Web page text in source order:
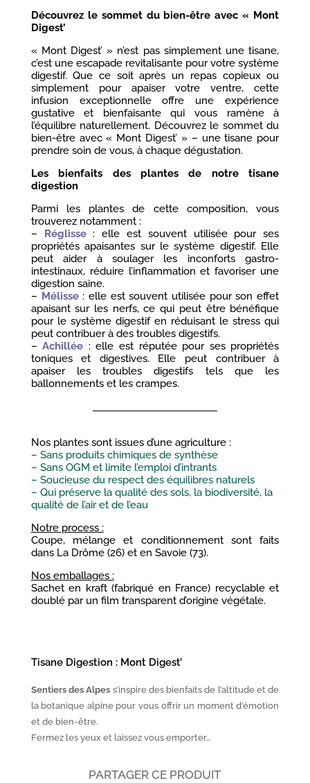
Découvrez le sommet du bien-être avec « Mont
Digest’
« Mont Digest’ » n’est pas simplement une tisane,
c’est une escapade revitalisante pour votre système
digestif. Que ce soit après un repas copieux ou
simplement pour apaiser votre ventre, cette
infusion exceptionnelle offre une expérience
gustative et bienfaisante qui vous ramène à
l’équilibre naturellement. Découvrez le sommet du
bien-être avec « Mont Digest’ » – une tisane pour
prendre soin de vous, à chaque dégustation.
Les bienfaits des plantes de notre tisane
digestion
Parmi les plantes de cette composition, vous
trouverez notamment :
–
Réglisse : elle est souvent utilisée pour ses
propriétés apaisantes sur le système digestif. Elle
peut aider à soulager les inconforts gastro-
intestinaux, réduire l’inflammation et favoriser une
digestion saine.
– Mélisse : elle est souvent utilisée pour son effet
apaisant sur les nerfs, ce qui peut être bénéfique
pour le système digestif en réduisant le stress qui
peut contribuer à des troubles digestifs.
–Achillée : elle est réputée pour ses propriétés
toniques et digestives. Elle peut contribuer à
apaiser les troubles digestifs tels que les
ballonnements et les crampes.
Nos plantes sont issues d’une agriculture :
– Sans produits chimiques de synthèse
– Sans OGM et limite l’emploi d’intrants
– Soucieuse du respect des équilibres naturels
– Qui préserve la qualité des sols, la biodiversité, la
qualité de l’air et de l’eau
Notre process :
Coupe, mélange et conditionnement sont faits
dans La Drôme (26) et en Savoie (73).
Nos emballages :
Sachet en kraft (fabriqué en France) recyclable et
doublé par un film transparent d’origine végétale.
Tisane Digestion : Mont Digest’
Sentiers des Alpes s’inspire des bienfaits de l’altitude et de
la botanique alpine pour vous offrir un moment d’émotion
et de bien-être.
Fermez les yeux et laissez vous emporter…
PARTAGER CE PRODUIT